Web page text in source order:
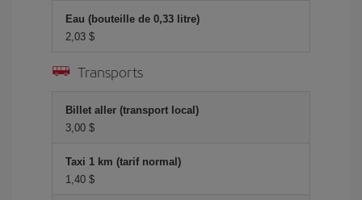
Eau (bouteille de 0,33 litre)
2,03 $
Transports
Billet aller (transport local)
3,00 $
Taxi 1 km (tarif normal)
1,40 $